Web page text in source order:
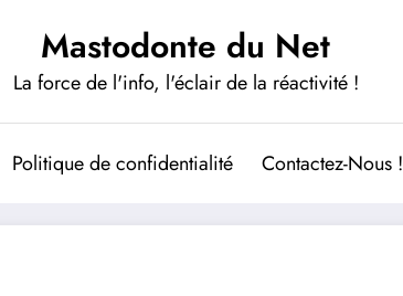
Mastodonte du Net
La force de l'info, l'éclair de la réactivité !
Politique de confidentialité Contactez-Nous !